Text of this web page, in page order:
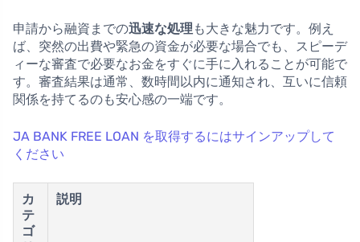
申請から融資までの迅速な処理 も大きな魅力です。例え
ば、突然の出費や緊急の資金が必要な場合でも、スピーデ
ィーな審査で必要なお金をすぐに手に入れることが可能で
す。審査結果は通常、数時間以内に通知され、互いに信頼
関係を持てるのも安心感の一端です。
JA BANK FREE LOAN を取得するにはサインアップして
ください
カ
テ
ゴ
説明